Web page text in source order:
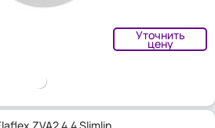
Уточнить
цену